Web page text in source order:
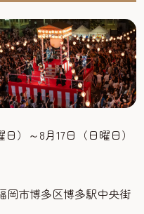
）～8月17日（日曜日）
岡市博多区博多駅中央街